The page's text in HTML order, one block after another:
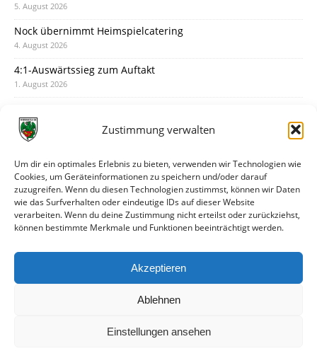
Zustimmung verwalten
Um dir ein optimales Erlebnis zu bieten, verwenden wir Technologien wie
Cookies, um Geräteinformationen zu speichern und/oder darauf
zuzugreifen. Wenn du diesen Technologien zustimmst, können wir Daten
wie das Surfverhalten oder eindeutige IDs auf dieser Website
verarbeiten. Wenn du deine Zustimmung nicht erteilst oder zurückziehst,
können bestimmte Merkmale und Funktionen beeinträchtigt werden.
Akzeptieren
Ablehnen
Einstellungen ansehen
5. August 2026
Nock übernimmt Heimspielcatering
4. August 2026
4:1-Auswärtssieg zum Auftakt
1. August 2026
31. Juli 2026
30. Juli 2026
Deine Spielminute: 89+1
28. Juli 2026
Neuer Rückensponsor
Neue Podcast-Folge: So tickt Björn!
27. Juli 2026